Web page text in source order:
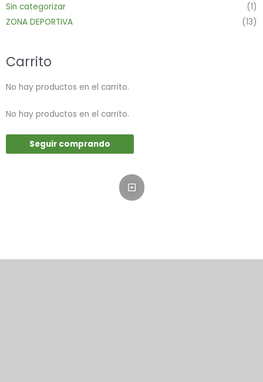
Sin categorizar
(1)
ZONA DEPORTIVA
(13)
Carrito
No hay productos en el carrito.
No hay productos en el carrito.
Seguir comprando